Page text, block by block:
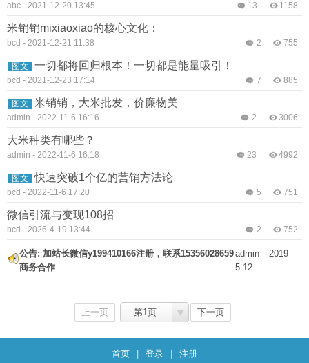
abc - 2021-12-20 13:45 1158
13
米销销mixiaoxiao的核心文化：
bcd - 2021-12-21 11:38 755
2
图文 一切都将回归根本！一切都是能量吸引！
bcd - 2021-12-23 17:14 885
7
图文 米销销，大米批发，价廉物美
admin - 2022-11-6 16:16 3006
2
大米种类有哪些？
admin - 2022-11-6 16:18 4992
23
图文 快速突破1个亿的营销方法论
bcd - 2022-11-6 17:20 751
5
微信引流与变现108招
bcd - 2026-4-19 13:44 752
2
公告: 加站长微信y199410166注册，联系15356028659
商务合作
admin
2019-
5-12
上一页 第1页 下一页
首页 登录 注册